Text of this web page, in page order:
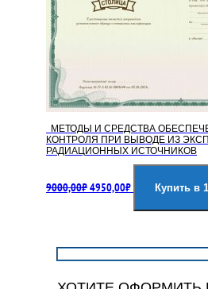
МЕТОДЫ И СРЕДСТВА
КОНТРОЛЯ ПРИ ВЫВОДЕ ИЗ
РАДИАЦИОННЫХ ИСТОЧНИКОВ
9000,00₽цена
4950,00₽цена:
Купить в